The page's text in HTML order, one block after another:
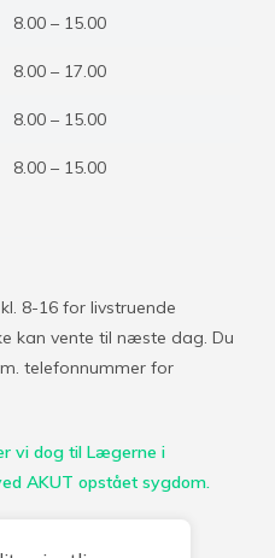
8.00 – 15.00
8.00 – 17.00
8.00 – 15.00
8.00 – 15.00
8-16 for livstruende
kan vente til næste dag. Du
telefonnummer for
vi dog til Lægerne i
AKUT opstået sygdom.